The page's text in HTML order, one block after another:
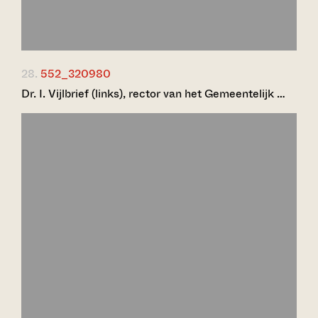
28. 552_320980
Dr. I. Vijlbrief (links), rector van het Gemeentelijk …